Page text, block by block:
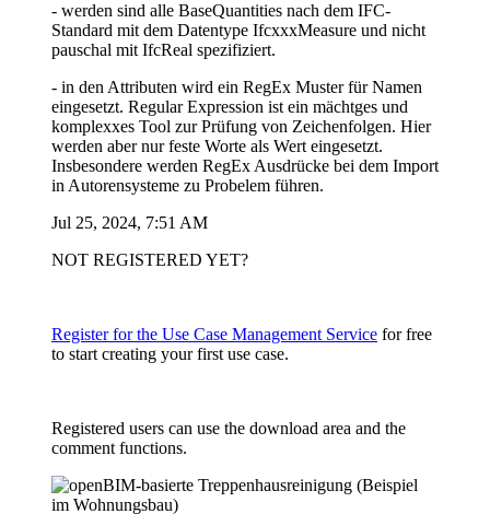
- werden sind alle BaseQuantities nach dem IFC-
Standard mit dem Datentype IfcxxxMeasure und nicht
pauschal mit IfcReal spezifiziert.
- in den Attributen wird ein RegEx Muster für Namen
eingesetzt. Regular Expression ist ein mächtges und
komplexxes Tool zur Prüfung von Zeichenfolgen. Hier
werden aber nur feste Worte als Wert eingesetzt.
Insbesondere werden RegEx Ausdrücke bei dem Import
in Autorensysteme zu Probelem führen.
Jul 25, 2024, 7:51 AM
NOT REGISTERED YET?
Register for the Use Case Management Service for free
to start creating your first use case.
Registered users can use the download area and the
comment functions.